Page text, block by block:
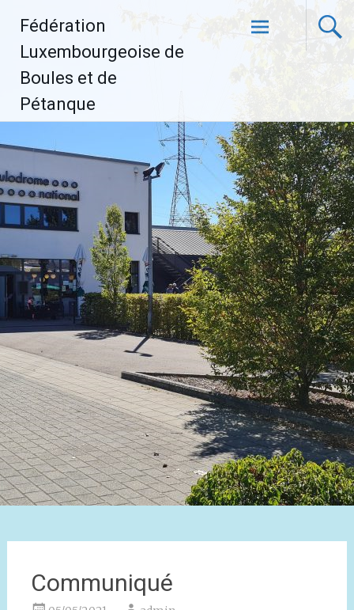
contenu
Fédération
Luxembourgeoise de
Boules et de
Pétanque
Communiqué